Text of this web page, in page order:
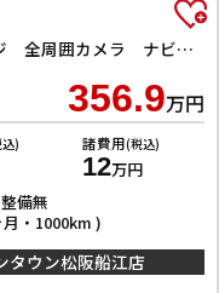
ハイブリッドZ コンフォートパッケージ 全周囲カメラ ナビ TV クリアランスソナー オートクルーズコントロール レーンアシスト 衝突被害軽減システム 両側電動スライドドア オートマチックハイビー LEDヘッドランプ
356.9万円
) 諸費用(税込)
12万円
備無
・1000km )
タウン松阪船江店